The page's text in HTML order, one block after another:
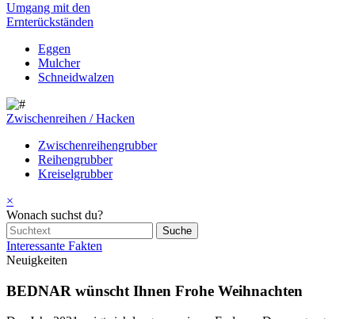
Umgang mit den
Ernterückständen
Eggen
Mulcher
Schneidwalzen
Zwischenreihen / Hacken
Zwischenreihengrubber
Reihengrubber
Kreiselgrubber
×
Wonach suchst du?
Interessante Fakten
Neuigkeiten
BEDNAR wünscht Ihnen Frohe Weihnachten